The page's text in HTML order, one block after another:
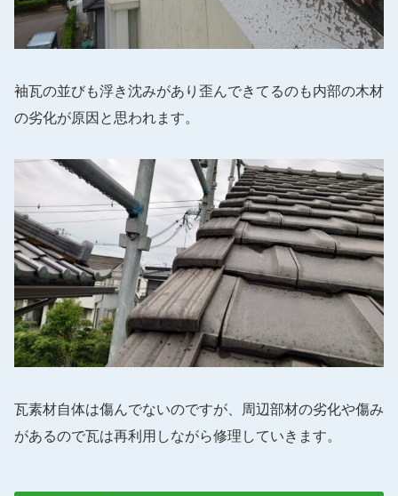
袖瓦の並びも浮き沈みがあり歪んできてるのも内部の木材
の劣化が原因と思われます。
瓦素材自体は傷んでないのですが、周辺部材の劣化や傷み
があるので瓦は再利用しながら修理していきます。